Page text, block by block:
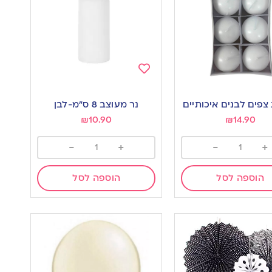
₪14.90
+
-
הוספה לסל
wishlist
נר מעוצב 8 ס”מ-לבן
₪10.90
+
-
הוספה לסל